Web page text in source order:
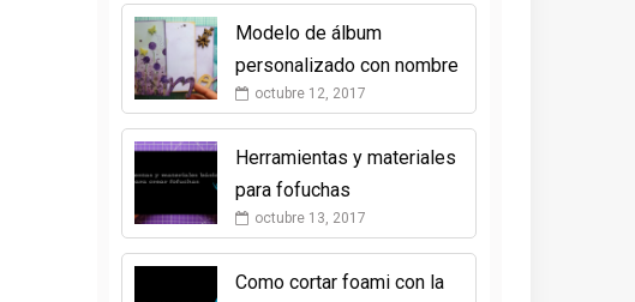
Modelo de álbum
personalizado con nombre
octubre 12, 2017
Herramientas y materiales
para fofuchas
octubre 13, 2017
Como cortar foami con la